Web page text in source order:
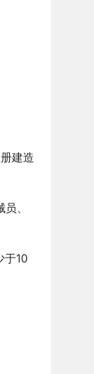
建造
、
于10